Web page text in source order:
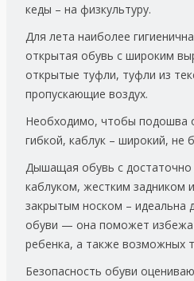
кеды – на физкультуру.
Для лета наиболее
открытая обувь с широким
открытые туфли, туфли из
пропускающие воздух.
Необходимо, чтобы подошва
гибкой, каблук – широкий, не
Дышащая обувь с
каблуком, жестким задником
закрытым носком – идеальна
обуви — она поможет
ребенка, а также возможных
Безопасность обуви